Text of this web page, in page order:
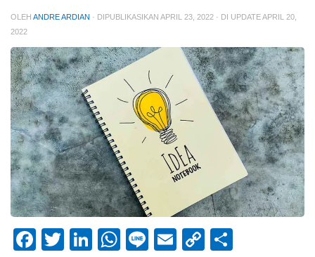
OLEH ANDRE ARDIAN · DIPUBLIKASIKAN APRIL 23, 2022 · DI UPDATEAPRIL 20,
2022
Facebook
TwitterLinkedIn
WhatsApp
LineEmailCopy